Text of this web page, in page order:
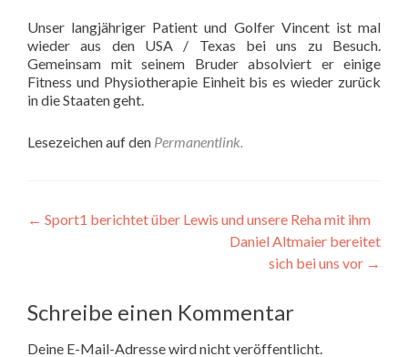
Unser langjähriger Patient und Golfer Vincent ist mal
wieder aus den USA / Texas bei uns zu Besuch.
Gemeinsam mit seinem Bruder absolviert er einige
Fitness und Physiotherapie Einheit bis es wieder zurück
in die Staaten geht.
Lesezeichen auf den Permanentlink.
Beitrags-
← Sport1 berichtet über Lewis und unsere Reha mit ihm
Daniel Altmaier bereitet
sich bei uns vor →
Schreibe einen Kommentar
Deine E-Mail-Adresse wird nicht veröffentlicht.